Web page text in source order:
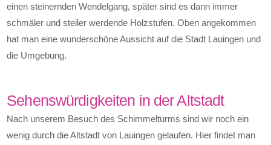
einen steinernden Wendelgang, später sind es dann immer
schmäler und steiler werdende Holzstufen. Oben angekommen
hat man eine wunderschöne Aussicht auf die Stadt Lauingen und
die Umgebung.
Sehenswürdigkeiten in der Altstadt
Nach unserem Besuch des Schimmelturms sind wir noch ein
wenig durch die Altstadt von Lauingen gelaufen. Hier findet man